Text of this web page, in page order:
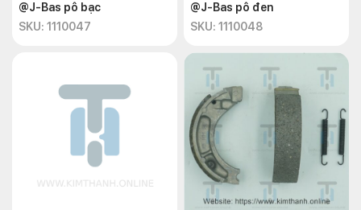
@J-Bas pô bạc
SKU: 1110047
@J-Bas pô đen
SKU: 1110048